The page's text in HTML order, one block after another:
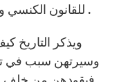
للقانون الكنسي ولروح وسير ونموذج الآباء الأولين .
ويذكر التاريخ
وسيرتهن سبب في